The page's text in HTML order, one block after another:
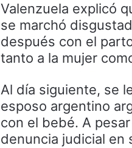
Valenzuela explicó
se marchó
después con el
tanto a la mujer
Al día siguiente, se
esposo argentino
con el bebé. A
denuncia judicial en